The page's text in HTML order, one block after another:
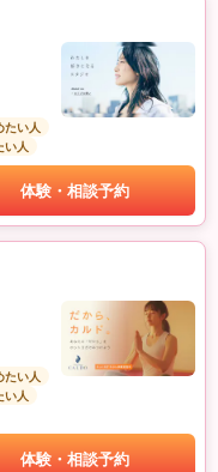
たい人
い人
体験・相談予約
たい人
い人
体験・相談予約